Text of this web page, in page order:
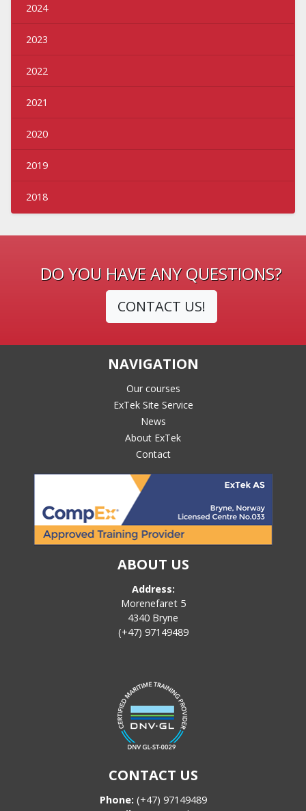
2024
2023
2022
2021
2020
2019
2018
DO YOU HAVE ANY QUESTIONS?
CONTACT US!
NAVIGATION
Our courses
ExTek Site Service
News
About ExTek
Contact
ABOUT US
Address:
Morenefaret 5
4340 Bryne
(+47) 97149489
CONTACT US
Phone: (+47) 97149489